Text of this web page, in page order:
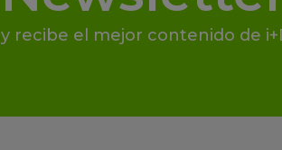
y recibe el mejor contenido de